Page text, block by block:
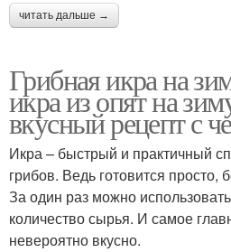
читать дальше →
Грибная икра на
икра из опят на
вкусный рецепт с
Икра – быстрый и практичный
грибов. Ведь готовится просто,
За один раз можно
количество сырья. И самое
невероятно вкусно.